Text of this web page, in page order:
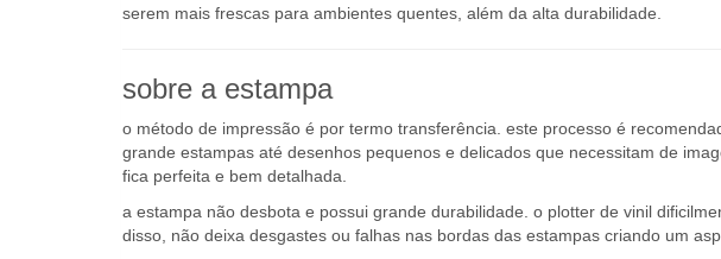
serem mais frescas para ambientes quentes, além da alta durabilidade.
sobre a estampa
o método de impressão é por termo transferência. este processo é
grande estampas até desenhos pequenos e delicados que necessitam de
fica perfeita e bem detalhada.
a estampa não desbota e possui grande durabilidade. o plotter de vinil
disso, não deixa desgastes ou falhas nas bordas das estampas criando um